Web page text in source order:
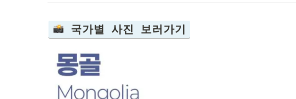
국가별 사진 보러가기